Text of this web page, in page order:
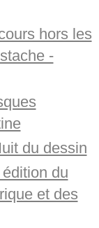
hors les
-
du dessin
du
et des